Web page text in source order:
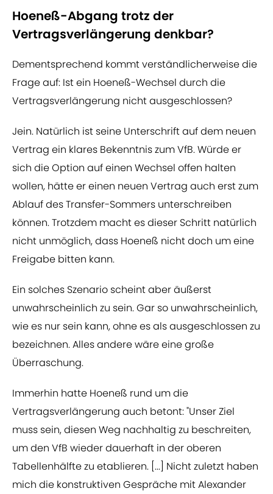
Hoeneß-Abgang trotz der
Vertragsverlängerung denkbar?
Dementsprechend kommt verständlicherweise die
Frage auf: Ist ein Hoeneß-Wechsel durch die
Vertragsverlängerung nicht ausgeschlossen?
Jein. Natürlich ist seine Unterschrift auf dem neuen
Vertrag ein klares Bekenntnis zum VfB. Würde er
sich die Option auf einen Wechsel offen halten
wollen, hätte er einen neuen Vertrag auch erst zum
Ablauf des Transfer-Sommers unterschreiben
können. Trotzdem macht es dieser Schritt natürlich
nicht unmöglich, dass Hoeneß nicht doch um eine
Freigabe bitten kann.
Ein solches Szenario scheint aber äußerst
unwahrscheinlich zu sein. Gar so unwahrscheinlich,
wie es nur sein kann, ohne es als ausgeschlossen zu
bezeichnen. Alles andere wäre eine große
Überraschung.
Immerhin hatte Hoeneß rund um die
Vertragsverlängerung auch betont: "Unser Ziel
muss sein, diesen Weg nachhaltig zu beschreiten,
um den VfB wieder dauerhaft in der oberen
Tabellenhälfte zu etablieren. [...] Nicht zuletzt haben
mich die konstruktiven Gespräche mit Alexander